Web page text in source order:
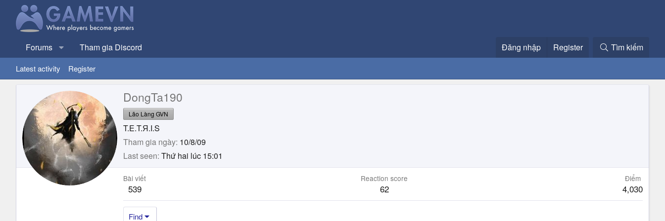
Forums Tham gia Discord Đăng nhập Register Tìm kiếm
Latest activity Register
DongTa190
Lão Làng GVN
T.E.T.Я.I.S
Tham gia ngày 10/8/09
Last seen Thứ hai lúc 15:01
Bài viết
539
Reaction score
62
Điểm
4,030
Find